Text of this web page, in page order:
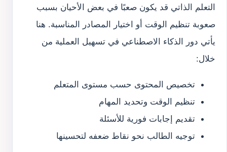
التعلم الذاتي قد يكون صعبًا في بعض الأحيان بسبب
صعوبة تنظيم الوقت أو اختيار المصادر المناسبة. هنا
يأتي دور الذكاء الاصطناعي في تسهيل العملية من
خلال:
تخصيص المحتوى حسب مستوى المتعلم
تنظيم الوقت وتحديد المهام
تقديم إجابات فورية للأسئلة
توجيه الطالب نحو نقاط ضعفه لتحسينها